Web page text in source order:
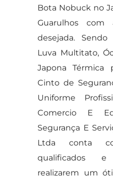
Bota Nobuck no
Guarulhos
desejada. Sendo
Luva Multitato,
Japona Térmica
Cinto de
Uniforme
Comercio E
Segurança E
Ltda conta
qualificados
realizarem um